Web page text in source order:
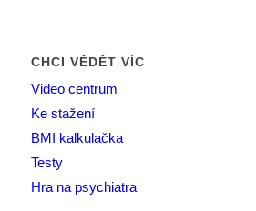
CHCI VĚDĚT VÍC
Video centrum
Ke stažení
BMI kalkulačka
Testy
Hra na psychiatra